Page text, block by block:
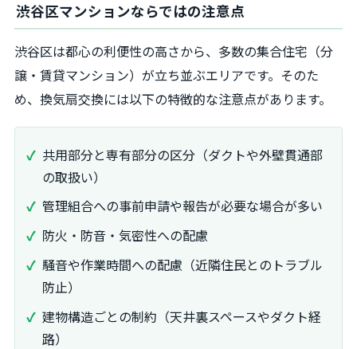
渋谷区マンションならではの注意点
渋谷区は都心の利便性の高さから、多数の集合住宅（分
譲・賃貸マンション）が立ち並ぶエリアです。そのた
め、換気扇交換には以下の特徴的な注意点があります。
共用部分と専有部分の区分（ダクトや外壁貫通部
の取扱い）
管理組合への事前申請や報告が必要な場合が多い
防火・防音・気密性への配慮
騒音や作業時間への配慮（近隣住民とのトラブル
防止）
建物構造ごとの制約（天井裏スペースやダクト経
路）